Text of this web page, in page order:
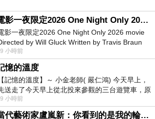
電影一夜限定2026 One Night Only 2026 movie
影一夜限定2026 One Night Only 2026 movie
by Will Gluck Written by Travis Braun
Monica Barbaro
小時前
憶的溫度
【記憶的溫度】～ 小金老師( 嚴仁鴻) 今天早上，
送走了今天早上從北投來參觀的三台遊覽車，原
為展場已經差不多要安靜下來，卻發
小時前
當代藝術家盧嵐新：你看到的是我的輪廓，還是你的故事？——藏在藍色裡的希望與光